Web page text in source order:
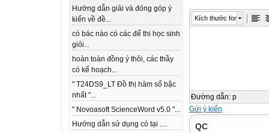
Hướng dẫn giải và đóng góp ý
kiến về đề...
có bác nào có các để thi học sinh
giỏi...
hoàn toàn đồng ý thôi, các thầy
có kế hoạch...
" T24DS9_LT Đồ thị hàm số bậc
nhất "...
" Novoasoft ScienceWord v5.0 "...
Hướng dẫn sử dụng có tại ....
Kích thước font
Đường dẫn: p
Gửi ý kiến
QC